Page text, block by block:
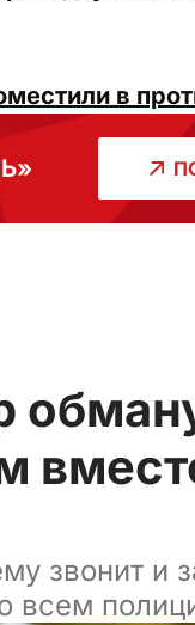
в
звонит и
всем